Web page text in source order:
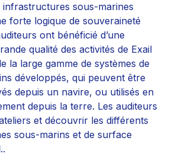
sous-marines
forte logique de souveraineté
ont bénéficié d’une
qualité des activités de Exail
la large gamme de systèmes de
développés, qui peuvent être
depuis un navire, ou utilisés en
depuis la terre. Les auditeurs
et découvrir les différents
sous-marins et de surface